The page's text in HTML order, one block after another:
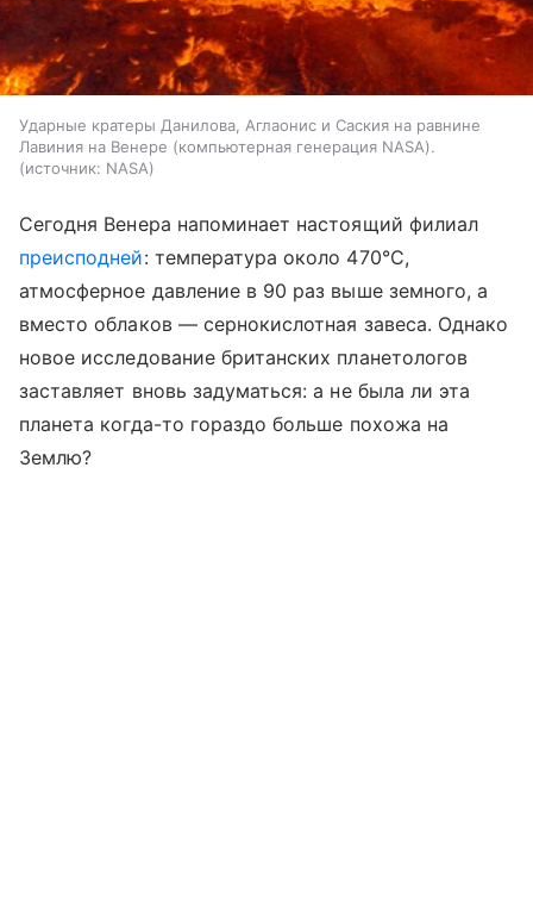
Ударные кратеры Данилова, Аглаонис и Саския на равнине
Лавиния на Венере (компьютерная генерация NASA).
источник: NASA
Сегодня Венера напоминает настоящий филиал
преисподней: температура около 470°C,
атмосферное давление в 90 раз выше земного, а
вместо облаков — сернокислотная завеса. Однако
новое исследование британских планетологов
заставляет вновь задуматься: а не была ли эта
планета когда-то гораздо больше похожа на
Землю?